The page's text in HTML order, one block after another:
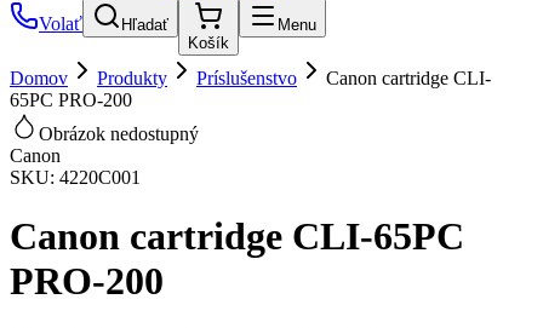
Volať
Hľadať
Košík
Menu
Domov Produkty Príslušenstvo
Canon cartridge CLI-
65PC PRO-200
Obrázok nedostupný
Canon
SKU: 4220C001
Canon cartridge CLI-65PC
PRO-200